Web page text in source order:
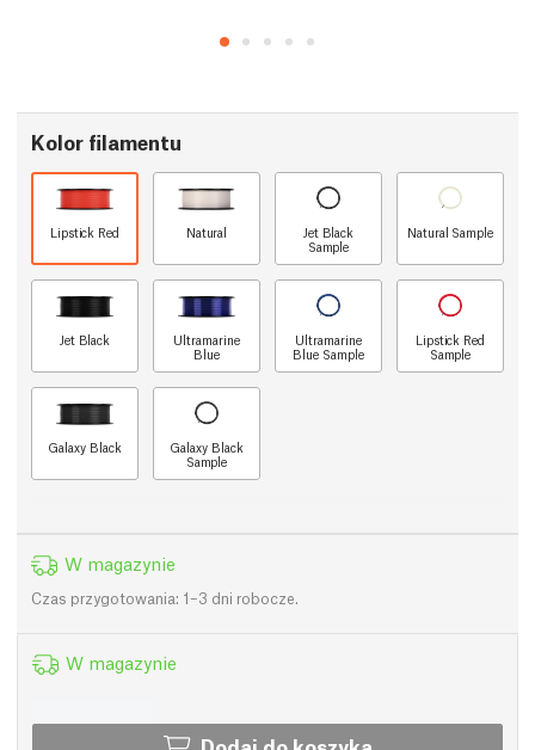
Kolor filamentu
Lipstick Red Natural
Jet Black
Sample
Natural Sample
Jet Black
Ultramarine
Blue
Ultramarine
Blue Sample
Lipstick Red
Sample
Galaxy Black
Galaxy Black
Sample
W magazynie
Czas przygotowania: 1–3 dni robocze.
W magazynie